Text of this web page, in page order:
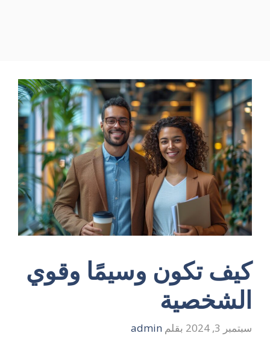
كيف تكون وسيمًا وقوي
الشخصية
سبتمبر 3, 2024 بقلم admin